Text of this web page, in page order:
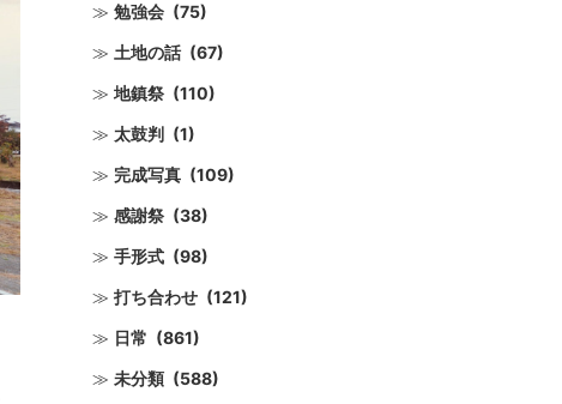
勉強会 (75)
土地の話 (67)
地鎮祭 (110)
太鼓判 (1)
完成写真 (109)
感謝祭 (38)
手形式 (98)
打ち合わせ (121)
日常 (861)
未分類 (588)